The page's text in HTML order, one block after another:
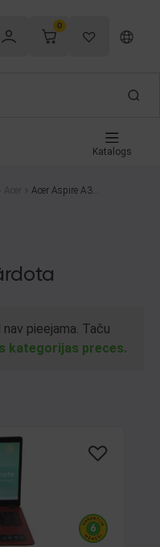
0
Katalogs
Acer
Acer Aspire A315
pieejama. Taču
kategorijas preces.